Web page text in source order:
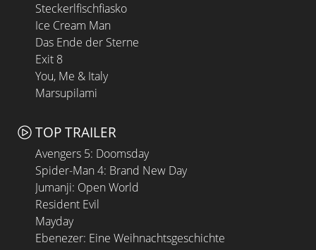
Steckerlfischfiasko
Ice Cream Man
Das Ende der Sterne
Exit 8
You, Me & Italy
Marsupilami
TOP TRAILER
Avengers 5: Doomsday
Spider-Man 4: Brand New Day
Jumanji: Open World
Resident Evil
Mayday
Ebenezer: Eine Weihnachtsgeschichte